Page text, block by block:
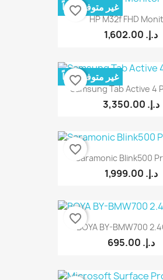
HP M32f FHD
1,602.00 د.إ.‏
غير متوفر حالياً
favorite_border
Samsung Tab Active 4
3,350.00 د.إ.‏
غير متوفر حالياً
favorite_border
Saramonic Blink500
1,999.00 د.إ.‏
favorite_border
BOYA BY-BMW700
695.00 د.إ.‏
favorite_border